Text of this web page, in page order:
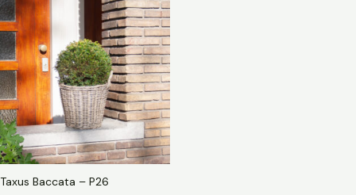
Taxus Baccata – P26